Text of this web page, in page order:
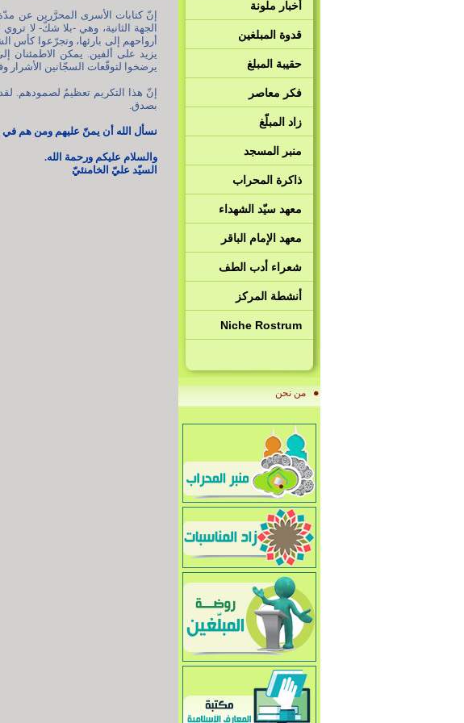
أخبار ملونة
قدوة المبلغين
حقيبة المبلغ
فكر معاصر
زاد المبلّغ
منبر المسجد
ذاكرة المحراب
معهد سيّد الشهداء
معهد الإمام الباقر
شعراء أدب الطف
أنشطة المركز
Niche Rostrum
من نحن
إنّ كتابات الأسرى المحرَّرين عن
الجهة الثانية، وهي -بلا شكّ- لا
أرواحهم إلى بارئها، وتجرّعوا كأس
يزيد على ألفين. يمكن الاطمئنان
يرضخوا لتوقّعات السجّانين الأشرار
إنّ هذا التكريم تعظيمٌ لصمودهم.
بصدق.
نسأل الله أن يمنّ عليهم ومن هم في
والسلام عليكم ورحمة الله.
السيّد عليّ الخامنئيّ